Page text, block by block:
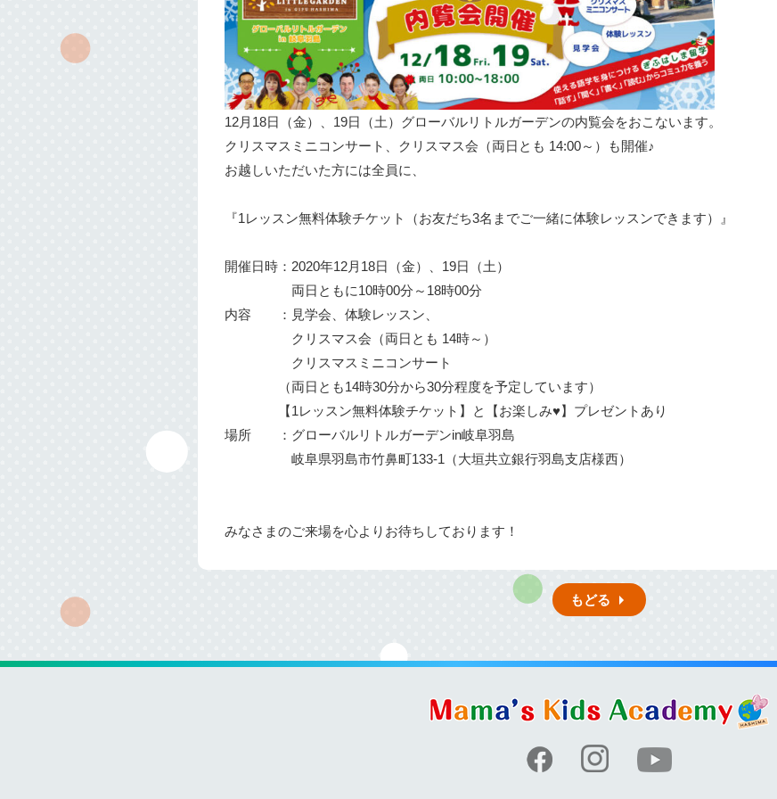
12月18日（金）、19日（土）グローバルリトルガーデンの内覧会をおこないます。
クリスマスミニコンサート、クリスマス会（両日とも 14:00～）も開催♪
お越しいただいた方には全員に、
『1レッスン無料体験チケット（お友だち3名までご一緒に体験レッスンできます）』
開催日時：2020年12月18日（金）、19日（土）
両日ともに10時00分～18時00分
内容 ：見学会、体験レッスン、
クリスマス会（両日とも 14時～）
クリスマスミニコンサート
（両日とも14時30分から30分程度を予定しています）
【1レッスン無料体験チケット】と【お楽しみ♥】プレゼントあり
場所 ：グローバルリトルガーデンin岐阜羽島
岐阜県羽島市竹鼻町133-1（大垣共立銀行羽島支店様西）
みなさまのご来場を心よりお待ちしております！
もどる